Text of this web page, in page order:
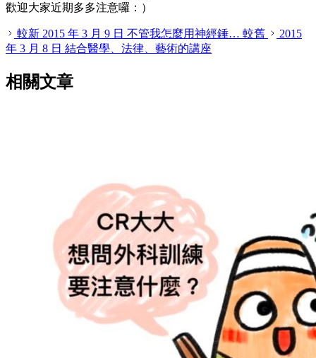
歡迎大家近期多多注意囉：）
較新 2015 年 3 月 9 日 不管我怎麼用神經錘… 較舊
2015
年 3 月 8 日 結合醫學、法律、藝術的講座
相關文章